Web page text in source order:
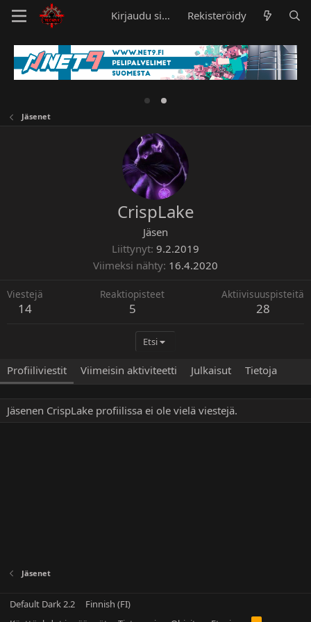
Kirjaudu sisään Rekisteröidy
Jäsenet
CrispLake
Jäsen
Liittynyt 9.2.2019
Viimeksi nähty 16.4.2020
Viestejä
14
Reaktiopisteet
5
Aktiivisuuspisteitä
28
Etsi
Profiiliviestit Viimeisin aktiviteetti Julkaisut Tietoja
Jäsenen CrispLake profiilissa ei ole vielä viestejä.
Jäsenet
Default Dark 2.2
Finnish (FI)